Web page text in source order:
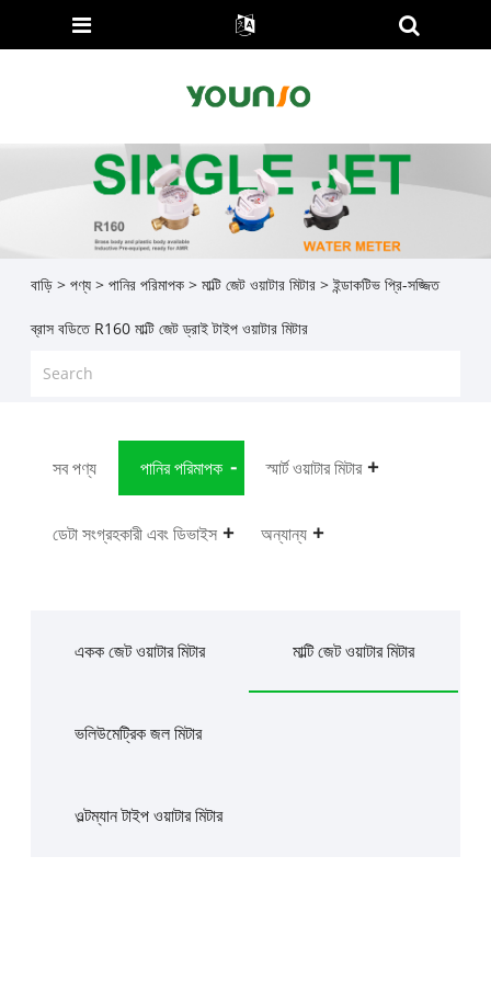
বাড়ি > পণ্য> পানির পরিমাপক> মাল্টি জেট ওয়াটার মিটার> ইন্ডাকটিভ প্রি-সজ্জিত
ব্রাস বডিতে R160 মাল্টি জেট ড্রাই টাইপ ওয়াটার মিটার
সব পণ্য পানির পরিমাপক স্মার্ট ওয়াটার মিটার
ডেটা সংগ্রহকারী এবং ডিভাইস অন্যান্য
একক জেট ওয়াটার মিটার মাল্টি জেট ওয়াটার মিটার
ভলিউমেট্রিক জল মিটার
ওল্টম্যান টাইপ ওয়াটার মিটার